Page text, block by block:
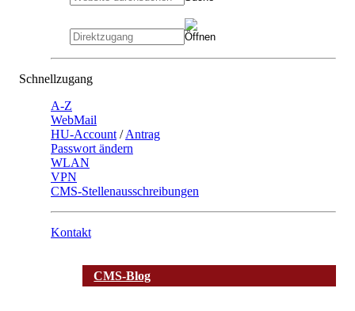
Schnellzugang
A-Z
WebMail
HU-Account /Antrag
Passwort ändern
WLAN
VPN
CMS-Stellenausschreibungen
Kontakt
CMS-Blog